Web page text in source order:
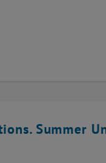
Summer